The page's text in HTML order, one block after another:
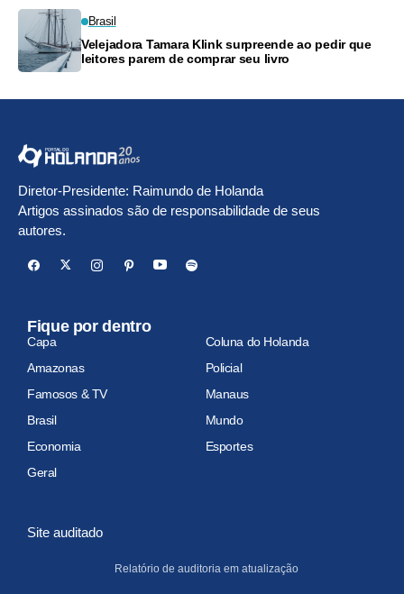
Brasil
Velejadora Tamara Klink surpreende ao pedir que
leitores parem de comprar seu livro
Diretor-Presidente: Raimundo de Holanda
Artigos assinados são de responsabilidade de seus
autores.
Fique por dentro
Capa
Coluna do Holanda
Amazonas
Policial
Famosos & TV
Manaus
Brasil
Mundo
Economia
Esportes
Geral
Site auditado
Relatório de auditoria em atualização